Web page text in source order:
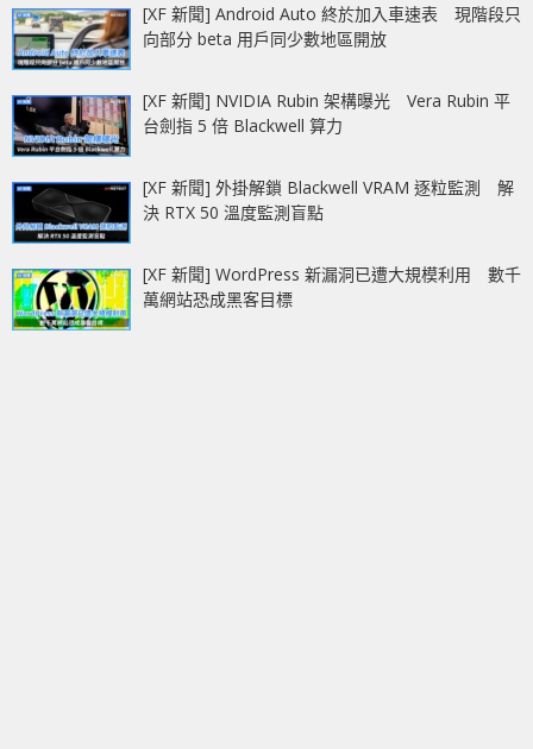
[XF 新聞] Android Auto 終於加入車速表 現階段只
向部分 beta 用戶同少數地區開放
[XF 新聞] NVIDIA Rubin 架構曝光 Vera Rubin 平
台劍指 5 倍 Blackwell 算力
[XF 新聞] 外掛解鎖 Blackwell VRAM 逐粒監測 解
決 RTX 50 溫度監測盲點
[XF 新聞] WordPress 新漏洞已遭大規模利用 數千
萬網站恐成黑客目標